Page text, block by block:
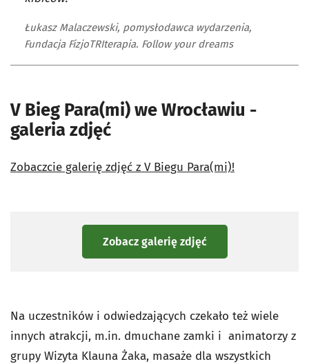
Łukasz Malaczewski, pomysłodawca wydarzenia,
Fundacja FizjoTRIterapia. Follow your dreams
V Bieg Para(mi) we Wrocławiu -
galeria zdjęć
Zobaczcie galerię zdjęć z V Biegu Para(mi)!
Zobacz galerię zdjęć
Na uczestników i odwiedzających czekało też wiele
innych atrakcji, m.in. dmuchane zamki i animatorzy z
grupy Wizyta Klauna Żaka, masaże dla wszystkich